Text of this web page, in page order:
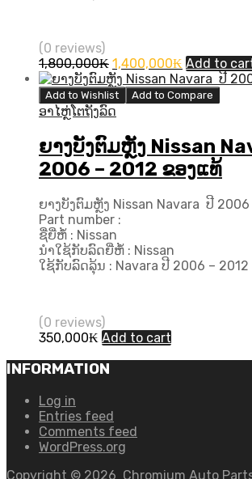
(0 reviews)
1,800,000₭ Original
price
was:
1,800,000₭.
1,400,000₭ Current
price
is:
1,400,000₭.
Add to
Add to Wishlist Add to Compare
ອາໄຫຼ່ໂຕຖັງລົດ
ຍາງບັງຕົມຫຼັງ Nissan
2006 – 2012 ຂອງແທ້
ຍາງບັງຕົມຫຼັງ Nissan Navara ປີ
Part number :
ຊື່ຍີ່ຫໍ້ : Nissan
ນຳໃຊ້ກັບລົດຍີ່ຫໍ້ : Nissan
ໃຊ້ກັບລົດລຸ້ນ : Navara ປີ​ 2006 – 2012
(0 reviews)
350,000₭ Add to cart
INFORMATION
Log in
Entries feed
Comments feed
WordPress.org
Copyright © 2026 Chromium Auto